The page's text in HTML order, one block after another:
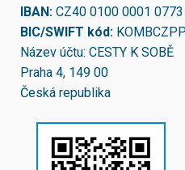
IBAN: CZ40 0100 0001
BIC/SWIFT kód:
Název účtu: CESTY K SOBĚ
Praha 4, 149 00
Česká republika